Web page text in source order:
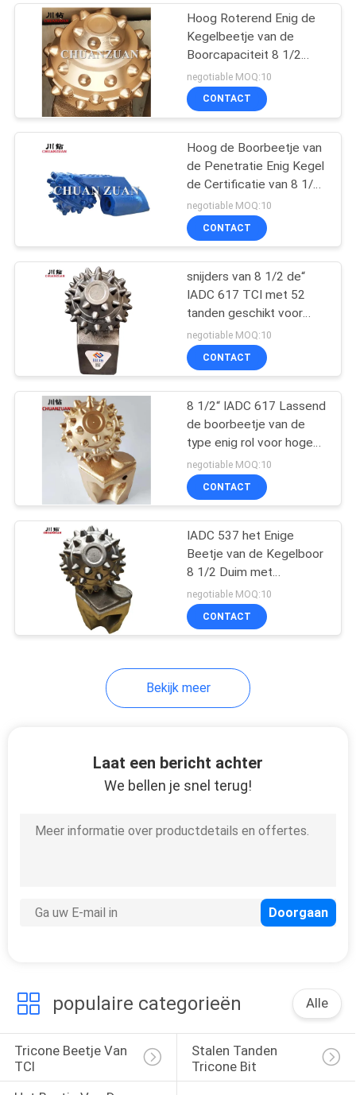
PDC-Boorbeetje
Hoog Roterend Enig de
Kegelbeetje van de
Boorcapaciteit 8 1/2
Duim voor Trenchless-
Techniek
negotiable MOQ:10
CONTACT
Hoog de Boorbeetje van
de Penetratie Enig Kegel
de Certificatie van 8 1/2
Duimce
negotiable MOQ:10
CONTACT
snijders van 8 1/2 de“
IADC 617 TCI met 52
tanden geschikt voor
stapelstichting
negotiable MOQ:10
CONTACT
8 1/2“ IADC 617 Lassend
de boorbeetje van de
type enig rol voor hoge
samenpersende sterkte
negotiable MOQ:10
CONTACT
IADC 537 het Enige
Beetje van de Kegelboor
8 1/2 Duim met
Verzegeld Lager
negotiable MOQ:10
CONTACT
Bekijk meer
Laat een bericht achter
We bellen je snel terug!
populaire categorieën Alle
Tricone Beetje Van
TCI
Stalen Tanden
Tricone Bit